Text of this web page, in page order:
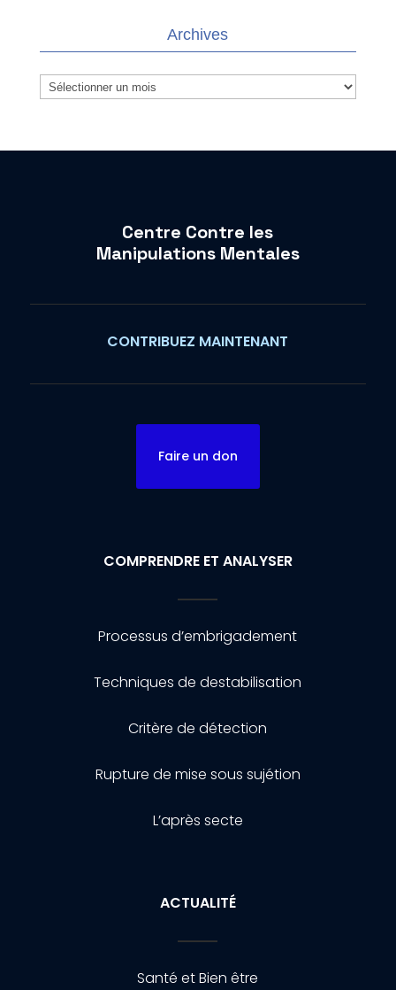
Archives
Archives
Centre Contre les
Manipulations Mentales
CONTRIBUEZ MAINTENANT
Faire un don
COMPRENDRE ET ANALYSER
Processus d’embrigadement
Techniques de destabilisation
Critère de détection
Rupture de mise sous sujétion
L’après secte
ACTUALITÉ
Santé et Bien être